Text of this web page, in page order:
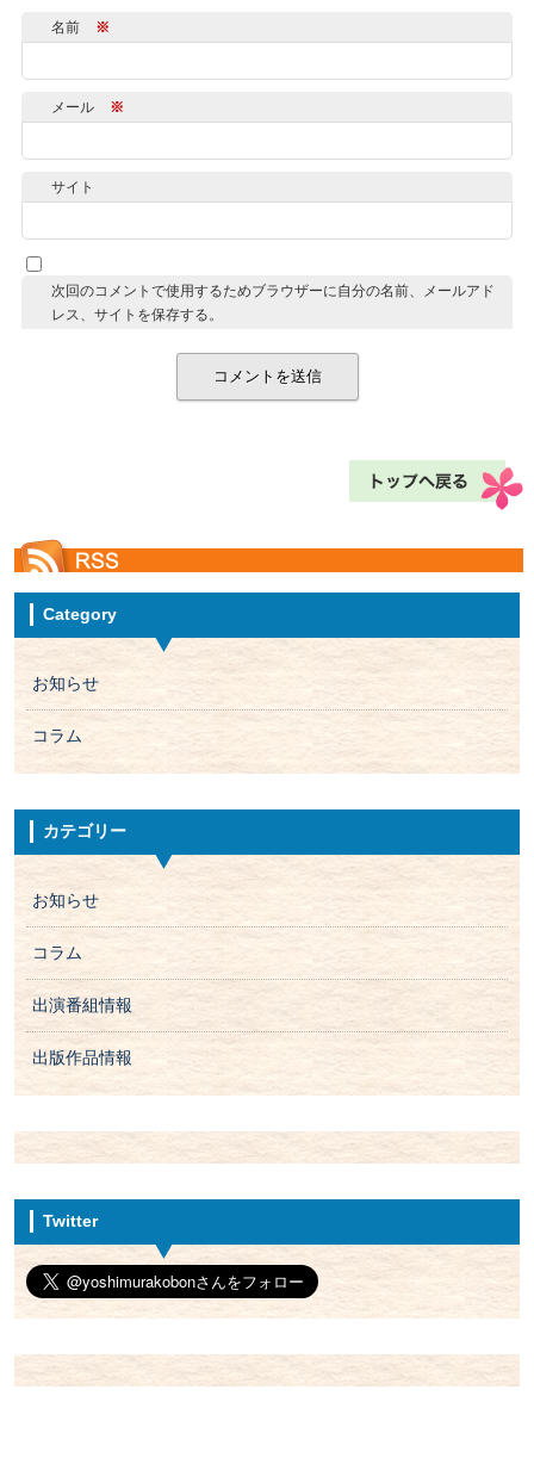
名前 ※
メール ※
サイト
次回のコメントで使用するためブラウザーに自分の名前、メールアド
レス、サイトを保存する。
Category
お知らせ
コラム
カテゴリー
お知らせ
コラム
出演番組情報
出版作品情報
Twitter